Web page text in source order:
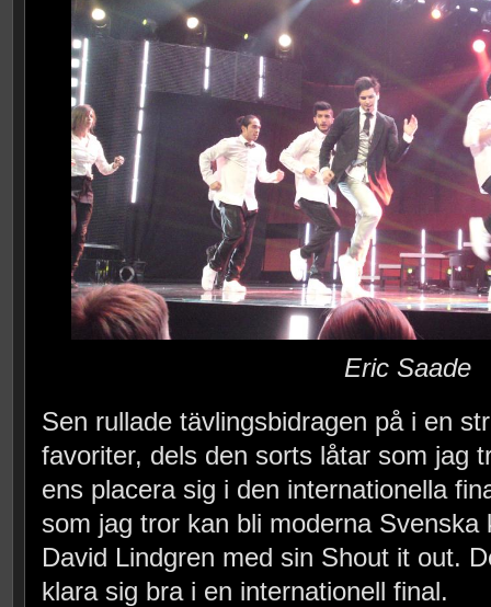
Eric Saade
Sen rullade tävlingsbidragen på i en
favoriter, dels den sorts låtar som jag
ens placera sig i den internationella
som jag tror kan bli moderna
David Lindgren med sin Shout it out.
klara sig bra i en internationell final.